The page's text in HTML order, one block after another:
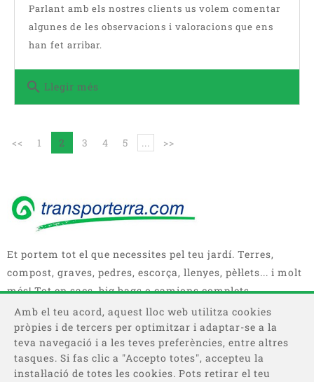
Parlant amb els nostres clients us volem comentar
algunes de les observacions i valoracions que ens
han fet arribar.
search Llegir més
<< 1 2 3 4 5 ... >>
Et portem tot el que necessites pel teu jardí. Terres,
compost, graves, pedres, escorça, llenyes, pèl·lets... i molt
més! Tot en sacs, big bags o camions complets.
Amb el teu acord, aquest lloc web utilitza cookies
pròpies i de tercers per optimitzar i adaptar-se a la
teva navegació i a les teves preferències, entre altres
tasques. Si fas clic a "Accepto totes", accepteu la
instal·lació de totes les cookies. Pots retirar el teu